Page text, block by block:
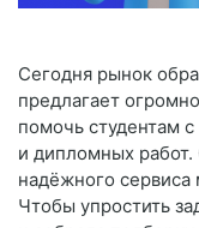
Сегодня рынок
предлагает
помочь студентам
и дипломных
надёжного
Чтобы упростить